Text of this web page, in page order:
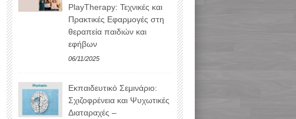
PlayTherapy: Τεχνικές και
Πρακτικές Εφαρμογές στη
θεραπεία παιδιών και
εφήβων
06/11/2025
Εκπαιδευτικό Σεμινάριο:
Σχιζοφρένεια και Ψυχωτικές
Διαταραχές –